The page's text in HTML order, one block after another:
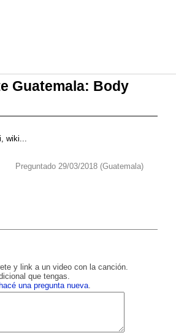
Guatemala: Body
wiki...
Preguntado 29/03/2018 (Guatemala)
y link a un video con la canción.
que tengas.
hacé una pregunta nueva.